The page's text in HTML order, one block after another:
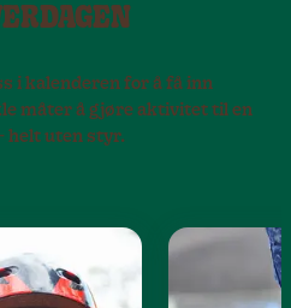
i kalenderen for å få inn
måter å gjøre aktivitet til en
helt uten styr.